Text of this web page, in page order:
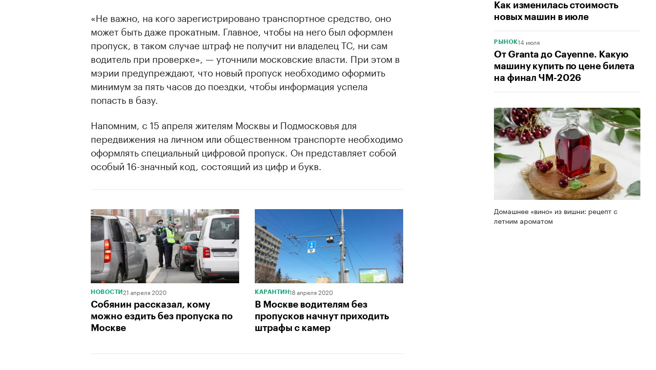
Как изменилась стоимость
новых машин в июле
РЫНОК14 июля
От Granta до Cayenne. Какую
машину купить по цене билета
на финал ЧМ-2026
Домашнее «вино» из вишни: рецепт с
летним ароматом
«Не важно, на кого зарегистрировано транспортное средство, оно
может быть даже прокатным. Главное, чтобы на него был оформлен
пропуск, в таком случае штраф не получит ни владелец ТС, ни сам
водитель при проверке», — уточнили московские власти. При этом в
мэрии предупреждают, что новый пропуск необходимо оформить
минимум за пять часов до поездки, чтобы информация успела
попасть в базу.
Напомним, с 15 апреля жителям Москвы и Подмосковья для
передвижения на личном или общественном транспорте необходимо
оформлять специальный цифровой пропуск. Он представляет собой
особый 16-значный код, состоящий из цифр и букв.
НОВОСТИ 21 апреля 2020
Собянин рассказал, кому
можно ездить без пропуска по
Москве
КАРАНТИН18 апреля 2020
В Москве водителям без
пропусков начнут приходить
штрафы с камер